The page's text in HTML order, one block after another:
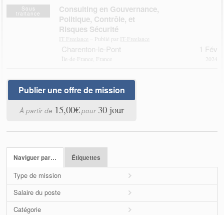
Sous
traitance
Consulting en Gouvernance,
Politique, Contrôle, et
Risques Sécurité
IT Freelance – Publié par IT-Freelance
Charenton-le-Pont
Île-de-France, France
1 Fév
2024
Publier une offre de mission
À partir de 15,00€pour 30 jour
Naviguer par… Étiquettes
Type de mission
Salaire du poste
Catégorie